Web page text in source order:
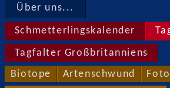
Über uns...
Schmetterlingskalender
Tagfalter Großbritanniens
Biotope Artenschwund